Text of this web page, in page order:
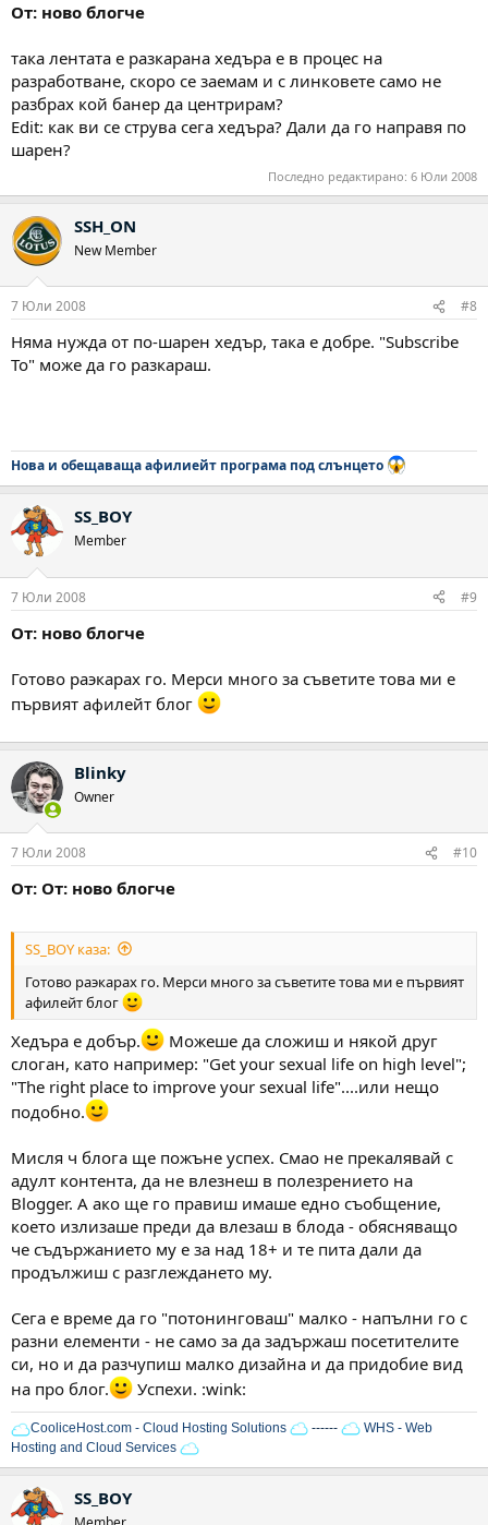
От: ново блогче
така лентата е разкарана хедъра е в процес на
разработване, скоро се заемам и с линковете само не
разбрах кой банер да центрирам?
Edit: как ви се струва сега хедъра? Дали да го направя по
шарен?
Последно редактирано: 6 Юли 2008
SSH_ON
New Member
7 Юли 2008 #8
Няма нужда от по-шарен хедър, така е добре. "Subscribe
To" може да го разкараш.
Нова и обещаваща афилиейт програма под слънцето
SS_BOY
Member
7 Юли 2008 #9
От: ново блогче
Готово раэкарах го. Мерси много за съветите това ми е
първият афилейт блог
Blinky
Owner
7 Юли 2008 #10
От: От: ново блогче
SS_BOY каза:
Готово раэкарах го. Мерси много за съветите това ми е първият
афилейт блог
Хедъра е добър.
Можеше да сложиш и някой друг
слоган, като например: "Get your sexual life on high level";
"The right place to improve your sexual life"....или нещо
подобно.
Мисля ч блога ще пожъне успех. Смао не прекалявай с
адулт контента, да не влезнеш в полезрението на
Blogger. А ако ще го правиш имаше едно съобщение,
което излизаше преди да влезаш в блода - обясняващо
че съдържанието му е за над 18+ и те пита дали да
продължиш с разглеждането му.
Сега е време да го "потонинговаш" малко - напълни го с
разни елементи - не само за да задържаш посетителите
си, но и да разчупиш малко дизайна и да придобие вид
на про блог.
Успехи. :wink:
CooliceHost.com - Cloud Hosting Solutions ------
WHS - Web
Hosting and Cloud Services
SS_BOY